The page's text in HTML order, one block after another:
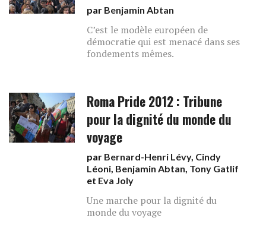
par Benjamin Abtan
C’est le modèle européen de
démocratie qui est menacé dans ses
fondements mêmes.
Roma Pride 2012 : Tribune
pour la dignité du monde du
voyage
par Bernard-Henri Lévy, Cindy
Léoni, Benjamin Abtan, Tony Gatlif
et Eva Joly
Une marche pour la dignité du
monde du voyage